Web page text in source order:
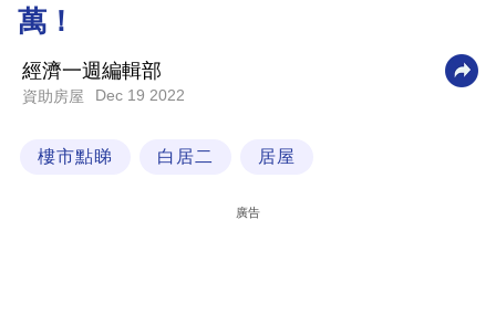
科
技
萬！
經濟一週編輯部
資助房屋 Dec 19 2022
樓市點睇 白居二 居屋
廣告